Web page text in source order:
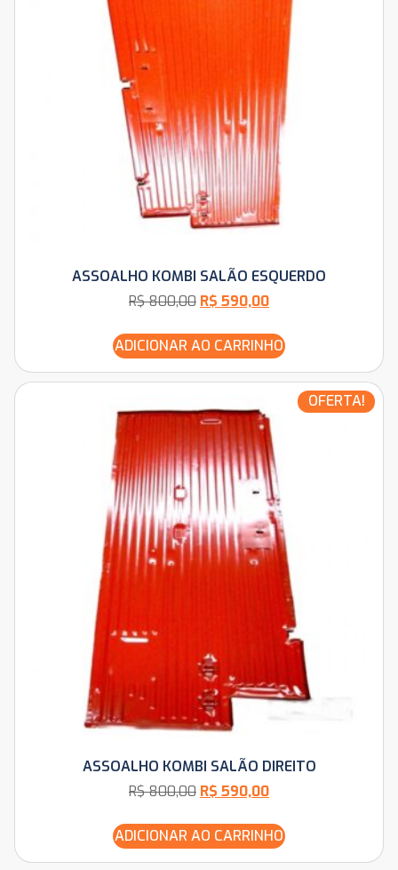
ASSOALHO KOMBI SALÃO ESQUERDO
R$800,00 R$ 590,00
ADICIONAR AO CARRINHO
OFERTA!
ASSOALHO KOMBI SALÃO DIREITO
R$800,00 R$ 590,00
ADICIONAR AO CARRINHO